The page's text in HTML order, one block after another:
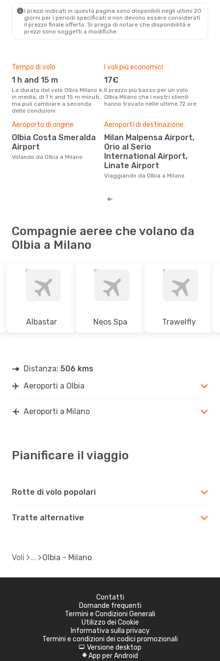
I prezzi indicati in questa pagina sono disponibili negli ultimi 20
giorni per i periodi specificati e non devono essere considerati
il ​​prezzo finale offerto. Si prega di notare che disponibilità e
prezzi sono soggetti a modifiche.
Tempo di volo
1 h and 15 m
La durata del volo Olbia Milano è,
in media, di 1 h and 15 m minuti,
ma può cambiare a seconda
delle condizioni.
I voli più economici
17€
Il prezzo più basso per un volo
Olbia Milano che i nostri clienti
hanno trovato nelle ultime 72 ore
Aeroporto di origine
Olbia Costa Smeralda
Airport
Volando da Olbia a Milano
Aeroporti di destinazione
Milan Malpensa Airport,
Orio al Serio
International Airport,
Linate Airport
Viaggiando da Olbia a Milano
Compagnie aeree che volano da
Olbia a Milano
Albastar Neos Spa Trawelfly
Distanza: 506 kms
Aeroporti a Olbia
Aeroporti a Milano
Pianificare il viaggio
Rotte di volo popolari
Tratte alternative
Voli Olbia - Milano
Contatti
Domande frequenti
Termini e Condizioni Generali
Utilizzo dei Cookie
Informativa sulla privacy
Termini e condizioni dei codici promozionali
d Versione desktop
A App per Android